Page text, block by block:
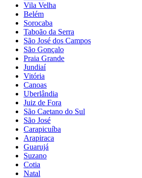
Vila Velha
Belém
Sorocaba
Taboão da Serra
São José dos Campos
São Gonçalo
Praia Grande
Jundiaí
Vitória
Canoas
Uberlândia
Juiz de Fora
São Caetano do Sul
São José
Carapicuíba
Arapiraca
Guarujá
Suzano
Cotia
Natal